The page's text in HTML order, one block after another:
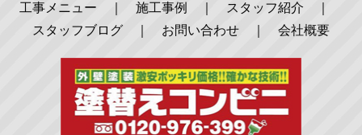
工事メニュー
施工事例 スタッフ紹介
スタッフブログ
お問い合わせ 会社概要